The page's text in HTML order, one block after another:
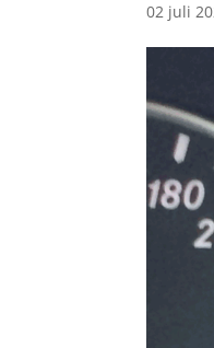
02 juli